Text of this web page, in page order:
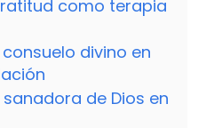
como terapia
divino en
de Dios en